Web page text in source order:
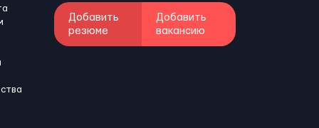
Добавить
резюме
Добавить
вакансию